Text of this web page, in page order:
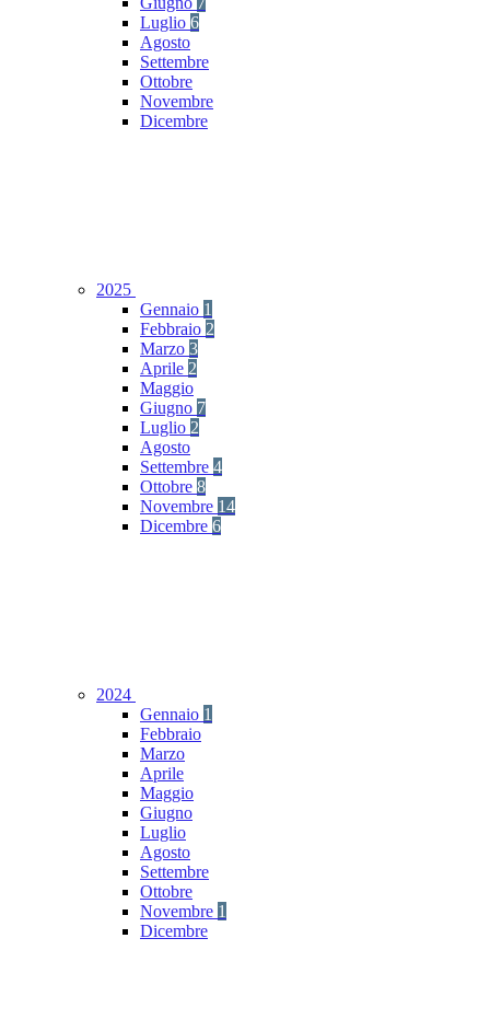
Luglio 6
Agosto
Settembre
Ottobre
Novembre
Dicembre
2025
Gennaio 1
Febbraio 2
Marzo 3
Aprile 2
Maggio
Giugno 7
Luglio 2
Agosto
Settembre 4
Ottobre 8
Novembre 14
Dicembre 6
2024
Gennaio 1
Febbraio
Marzo
Aprile
Maggio
Giugno
Luglio
Agosto
Settembre
Ottobre
Novembre 1
Dicembre